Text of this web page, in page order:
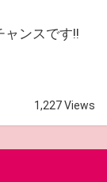
ャンスです!!
1,227 Views